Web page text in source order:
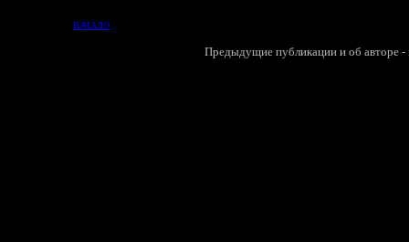
НАЧАЛО
Предыдущие публикации и об авторе -